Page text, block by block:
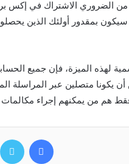
من الضروري الاشتراك في إكس
بمقدور أولئك الذين
لهذه الميزة، فإن جميع
يكونا متصلين عبر المراسلة
هم من يمكنهم إجراء مكالمات
فيسبوك